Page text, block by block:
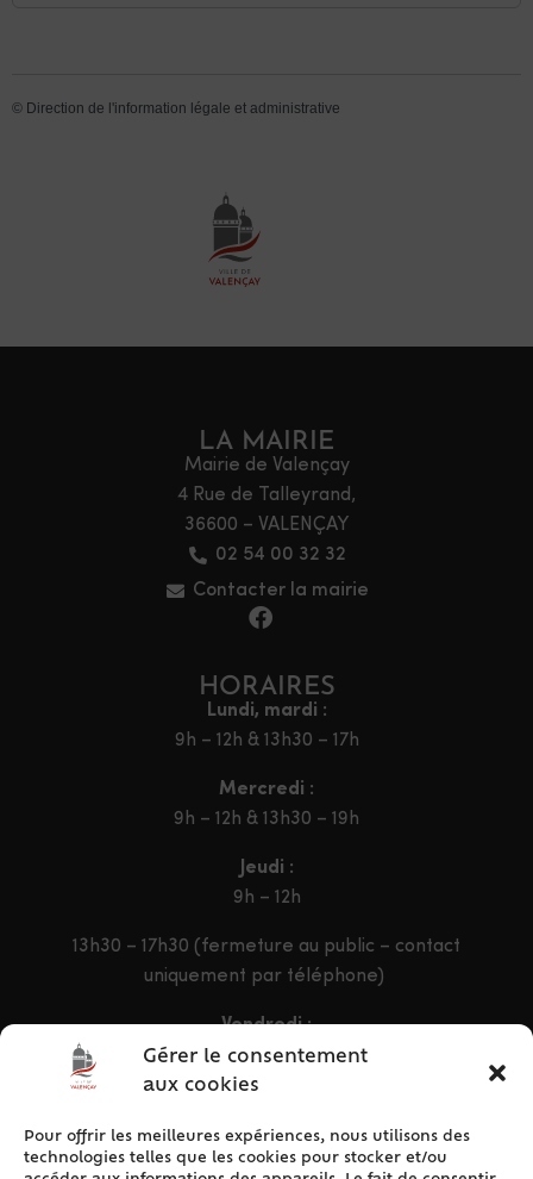
Gérer le consentement
aux cookies
Pour offrir les meilleures expériences, nous utilisons des
technologies telles que les cookies pour stocker et/ou
© Direction de l'information légale et administrative
LA MAIRIE
Mairie de Valençay
4 Rue de Talleyrand,
36600 – VALENÇAY
02 54 00 32 32
Contacter la mairie
HORAIRES
Lundi, mardi :
9h – 12h & 13h30 – 17h
Mercredi :
9h – 12h & 13h30 – 19h
Jeudi :
9h – 12h
13h30 – 17h30 (fermeture au public – contact
uniquement par téléphone)
Vendredi :
9h – 12h & 13h30 – 16h30
ACCÈS RAPIDE
Accueil